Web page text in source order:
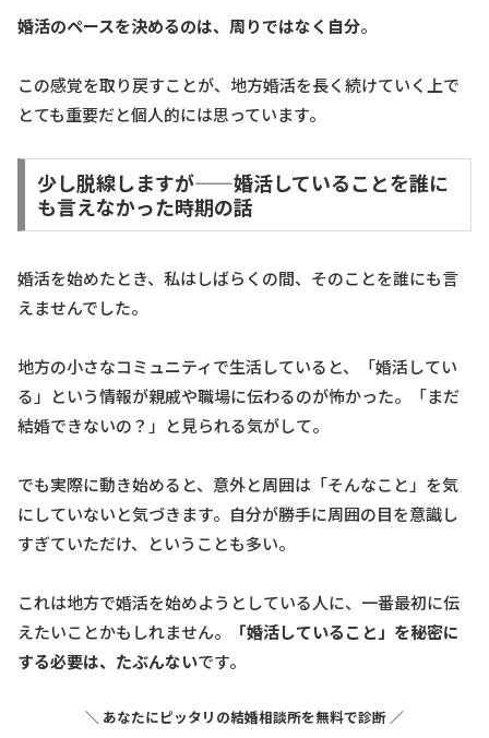
婚活のペースを決めるのは、周りではなく自分。
この感覚を取り戻すことが、地方婚活を長く続けていく上で
とても重要だと個人的には思っています。
少し脱線しますが——婚活していることを誰に
も言えなかった時期の話
婚活を始めたとき、私はしばらくの間、そのことを誰にも言
えませんでした。
地方の小さなコミュニティで生活していると、「婚活してい
る」という情報が親戚や職場に伝わるのが怖かった。「まだ
結婚できないの？」と見られる気がして。
でも実際に動き始めると、意外と周囲は「そんなこと」を気
にしていないと気づきます。自分が勝手に周囲の目を意識し
すぎていただけ、ということも多い。
これは地方で婚活を始めようとしている人に、一番最初に伝
えたいことかもしれません。
「婚活していること」を秘密に
する必要は、たぶんないです。
＼ あなたにピッタリの結婚相談所を無料で診断 ／